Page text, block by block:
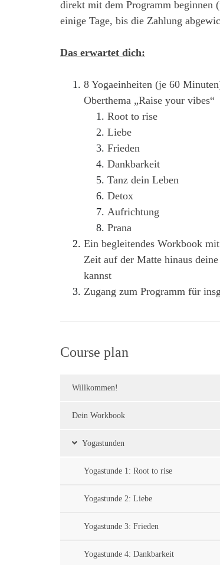
direkt mit dem Programm beginnen
einige Tage, bis die Zahlung
Das erwartet dich:
8 Yogaeinheiten (je 60
Oberthema „Raise your vibes“
Root to rise
Liebe
Frieden
Dankbarkeit
Tanz dein Leben
Detox
Aufrichtung
Prana
Ein begleitendes Workbook
Zeit auf der Matte hinaus
kannst
Zugang zum Programm für
Course plan
Willkommen!
Dein Workbook
Yogastunden
Yogastunde 1: Root to rise
Yogastunde 2: Liebe
Yogastunde 3: Frieden
Yogastunde 4: Dankbarkeit